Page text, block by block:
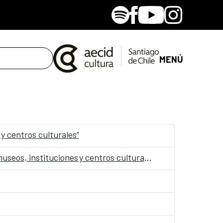
SpotifyFacebook
YoutubeInstagram
MENÚ
centros culturales”
Convocatoria: Jornadas “Accesibilidad, Arte y Salud como punto de encuentro y cultura inclusiva en museos, instituciones y centros culturales”